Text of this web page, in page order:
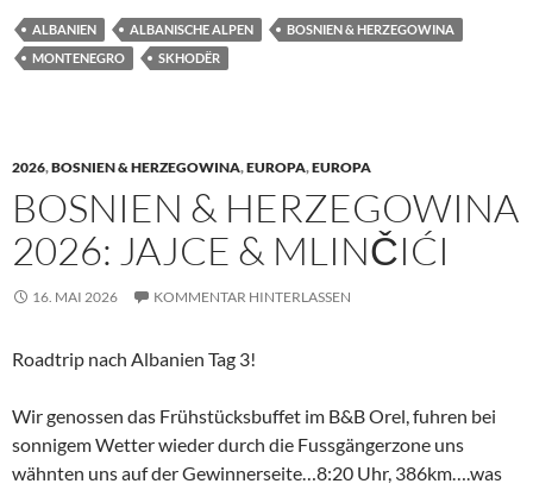
ALBANIEN ALBANISCHE ALPEN
BOSNIEN & HERZEGOWINA
MONTENEGRO
SKHODËR
2026,BOSNIEN & HERZEGOWINA,EUROPA,EUROPA
BOSNIEN & HERZEGOWINA
2026: JAJCE & MLINČIĆI
16. MAI 2026 KOMMENTAR HINTERLASSEN
Roadtrip nach Albanien Tag 3!
Wir genossen das Frühstücksbuffet im B&B Orel, fuhren bei
sonnigem Wetter wieder durch die Fussgängerzone uns
wähnten uns auf der Gewinnerseite…8:20 Uhr, 386km….was